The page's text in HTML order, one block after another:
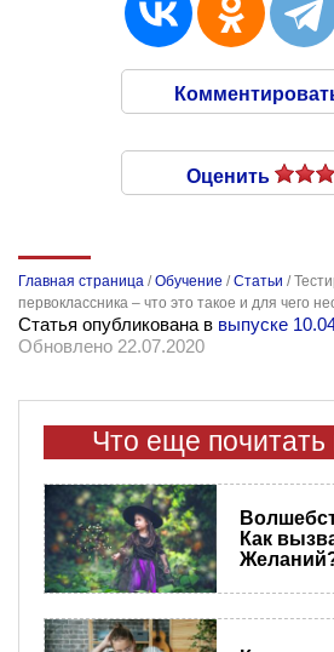
Оценить
Главная страница /Обучение /Статьи /
первоклассника – что это такое и для чего
Статья опубликована в выпуске
Обновлено 22.07.2020
Что еще почитать
Как